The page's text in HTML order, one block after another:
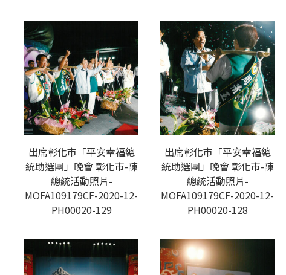
出席彰化市「平安幸福總
統助選團」晚會 彰化市-陳
總統活動照片-
MOFA109179CF-2020-12-
PH00020-129
出席彰化市「平安幸福總
統助選團」晚會 彰化市-陳
總統活動照片-
MOFA109179CF-2020-12-
PH00020-128